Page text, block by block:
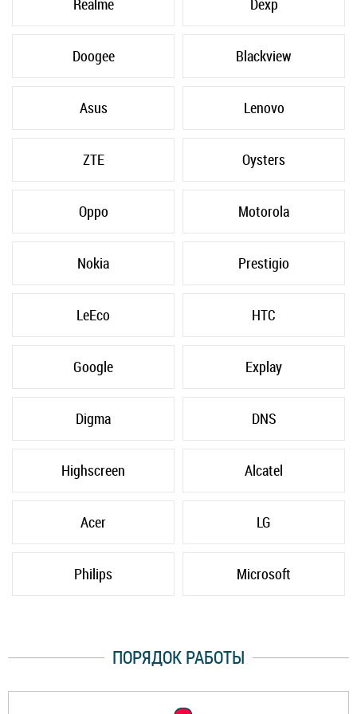
Realme Dexp
Doogee Blackview
Asus Lenovo
ZTE Oysters
Oppo Motorola
Nokia Prestigio
LeEco HTC
Google Explay
Digma DNS
Highscreen Alcatel
Acer LG
Philips Microsoft
ПОРЯДОК РАБОТЫ